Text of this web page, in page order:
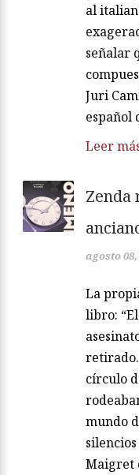
al
señalar
Juri
español
Leer
Zenda
agosto 08,
La
libro:
círculo
mundo
Maigret